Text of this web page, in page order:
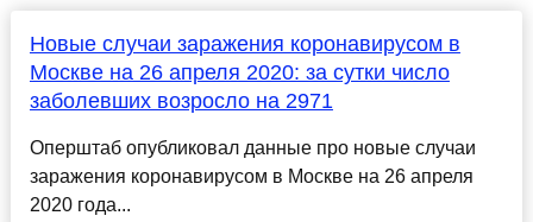
Новые случаи заражения коронавирусом в
Москве на 26 апреля 2020: за сутки число
заболевших возросло на 2971
Оперштаб опубликовал данные про новые случаи
заражения коронавирусом в Москве на 26 апреля
2020 года...